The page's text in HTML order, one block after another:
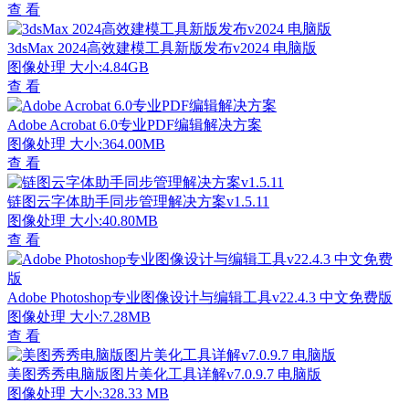
查 看
3dsMax 2024高效建模工具新版发布v2024 电脑版
图像处理 大小:4.84GB
查 看
Adobe Acrobat 6.0专业PDF编辑解决方案
图像处理 大小:364.00MB
查 看
链图云字体助手同步管理解决方案v1.5.11
图像处理 大小:40.80MB
查 看
Adobe Photoshop专业图像设计与编辑工具v22.4.3 中文免费版
图像处理 大小:7.28MB
查 看
美图秀秀电脑版图片美化工具详解v7.0.9.7 电脑版
图像处理 大小:328.33 MB